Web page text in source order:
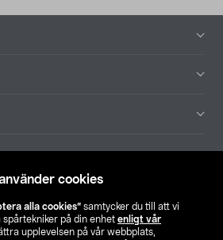
cookies
alla cookies” samtycker du till att vi
på din enhet enligt vår
upplevelsen på vår webbplats,
Hitta butik